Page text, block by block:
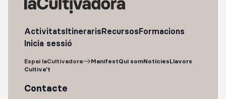
ActivitatsItinerarisRecursosFormacions
Inicia sessió
Espai laCultivadora ManifestQui somNotíciesLlavors
Cultiva't
Contacte